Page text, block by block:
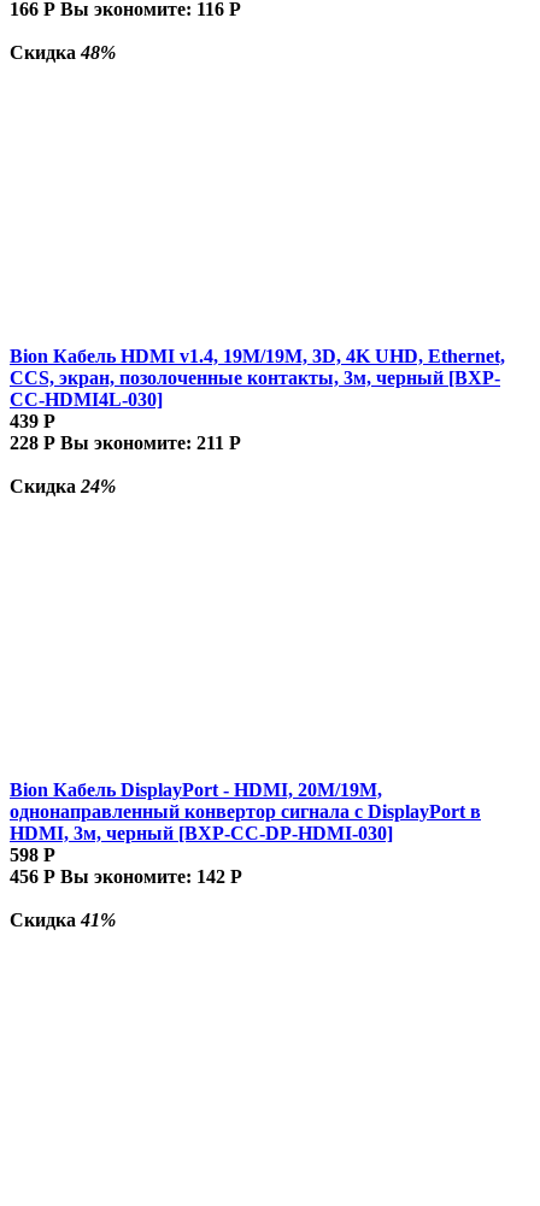
166 Р Вы экономите: 116 Р
Скидка48%
Bion Кабель HDMI v1.4, 19M/19M, 3D, 4K UHD, Ethernet,
CCS, экран, позолоченные контакты, 3м, черный [BXP-
CC-HDMI4L-030]
439 Р
228 Р Вы экономите: 211 Р
Скидка 24%
Bion Кабель DisplayPort - HDMI, 20M/19M,
однонаправленный конвертор сигнала с DisplayPort в
HDMI, 3м, черный [BXP-CC-DP-HDMI-030]
598 Р
456 Р Вы экономите: 142 Р
Скидка41%